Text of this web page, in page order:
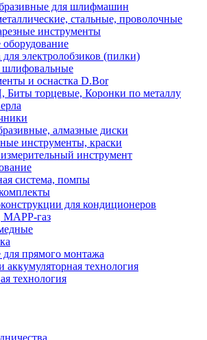
для шлифмашин
стальные, проволочные
инструменты
электролобзиков (пилки)
и оснастка D.Bor
Биты торцевые, Коронки по металлу
алмазные диски
инструменты, краски
инструмент
система, помпы
для кондиционеров
МАРР-газ
прямого монтажа
аккумуляторная технология
технология